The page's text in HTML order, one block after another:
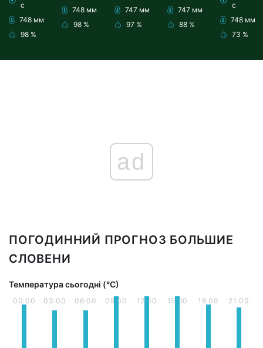
с
748 мм
98 %
748 мм
98 %
747 мм
97 %
747 мм
88 %
с
748 мм
73 %
ad
ПОГОДИННИЙ ПРОГНОЗ БОЛЬШИЕ
СЛОВЕНИ
Температура сьогодні (°С)
00:00 03:00 06:00 09:00 12:00 15:00 18:00 21:00